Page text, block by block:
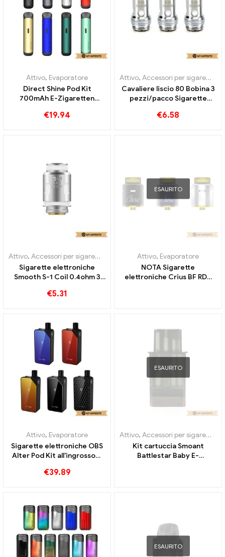
Attivo, Evaporatore
Direct Shine Pod Kit
700mAh E-Zigaretten
Custom
€19.94
Attivo, Accessori per sigarette elettroniche
Cavaliere liscio 80 Bobina 3
pezzi/pacco Sigarette
Personalizzato
€6.58
Attivo, Accessori per sigarette elettroniche ,Evaporatore
Sigarette elettroniche
Smooth S-1 Coil 0.4ohm 3
Personalizzato
€5.31
ESAURITO
Attivo, Evaporatore
NOTA Sigarette
elettroniche Crius BF RDA
Attivo, Evaporatore
Sigarette elettroniche OBS
Alter Pod Kit all'ingrosso丨
€39.89
ESAURITO
Attivo, Accessori per sigarette elettroniche
Kit cartuccia Smoant
Battlestar Baby E-
ESAURITO